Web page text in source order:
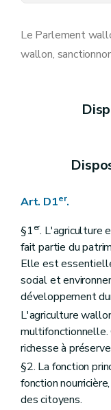
Art.
Art.
Art.
De la
Chapitre I
Section 1
Art. D25
Art. D27
Chapitre II
Art. D28
Art. D29
Art. D30
Art. D31
Art. D32
Chapitre III
Section 1
Art.
Art. D34
Art.
Art.
Art. D37
Le Parlement
wallon,
Art. D1er.
§1er. L'agriculture
fait partie du
Elle est
social et
développement
L'agriculture
richesse à
§2. La fonction
fonction
des citoyens.